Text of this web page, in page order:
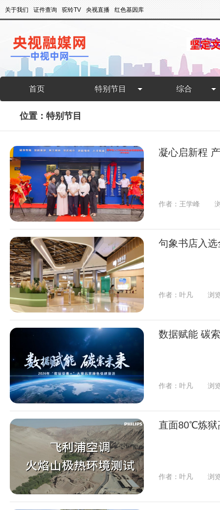
关于我们 证件查询 驼铃TV 央视直播 红色基因库
首页 特别节目 综合
位置：特别节目
凝心启新程
作者：王学峰
句象书店入
作者：叶凡 浏
数据赋能 碳
作者：叶凡 浏
直面80℃炼狱
作者：叶凡 浏